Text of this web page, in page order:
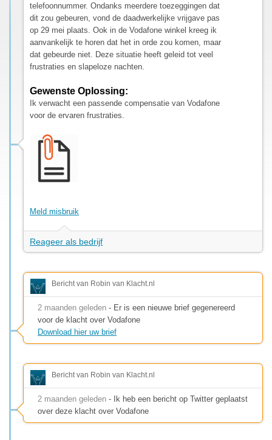
telefoonnummer. Ondanks meerdere toezeggingen dat
dit zou gebeuren, vond de daadwerkelijke vrijgave pas
op 29 mei plaats. Ook in de Vodafone winkel kreeg ik
aanvankelijk te horen dat het in orde zou komen, maar
dat gebeurde niet. Deze situatie heeft geleid tot veel
frustraties en slapeloze nachten.
Gewenste Oplossing:
Ik verwacht een passende compensatie van Vodafone
voor de ervaren frustraties.
Meld misbruik
Reageer als bedrijf
Bericht van Robin van Klacht.nl
2 maanden geleden - Er is een nieuwe brief gegenereerd
voor de klacht over Vodafone
Download hier uw brief
Bericht van Robin van Klacht.nl
2 maanden geleden - Ik heb een bericht op Twitter geplaatst
over deze klacht over Vodafone